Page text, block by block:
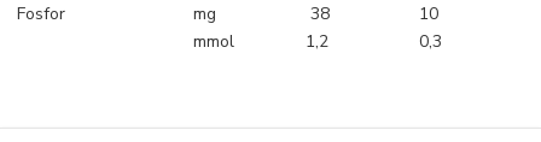
Fosfor
mg 38
10
mmol
1,2 0,3